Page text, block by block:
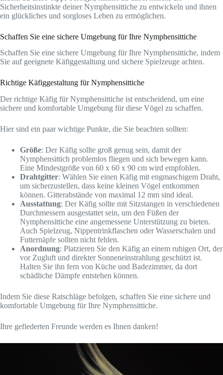
Sicherheitsinstinkte deiner Nymphensittiche zu entwickeln und ihnen
ein glückliches und sorgloses Leben zu ermöglichen.
Schaffen Sie eine sichere Umgebung für Ihre Nymphensittiche
Schaffen Sie eine sichere Umgebung für Ihre Nymphensittiche, indem
Sie auf geeignete Käfiggestaltung und sichere Spielzeuge achten.
Richtige Käfiggestaltung für Nymphensittiche
Der richtige Käfig für Nymphensittiche ist entscheidend, um eine
sichere und komfortable Umgebung für diese Vögel zu schaffen.
Hier sind ein paar wichtige Punkte, die Sie beachten sollten:
Größe: Der Käfig sollte groß genug sein, damit der
Nymphensittich problemlos fliegen und sich bewegen kann.
Eine Mindestgröße von 60 x 60 x 90 cm wird empfohlen.
Drahtgitter: Wählen Sie einen Käfig mit engmaschigem Draht,
um sicherzustellen, dass keine kleinen Vögel entkommen
können. Gitterabstände von maximal 12 mm sind ideal.
Ausstattung: Der Käfig sollte mit Sitzstangen in verschiedenen
Durchmessern ausgestattet sein, um den Füßen der
Nymphensittiche eine angemessene Unterstützung zu bieten.
Auch Spielzeug, Nippentrinkflaschen oder Wasserschalen und
Futternäpfe sollten nicht fehlen.
Anordnung: Platzieren Sie den Käfig an einem ruhigen Ort, der
vor Zugluft und direkter Sonneneinstrahlung geschützt ist.
Halten Sie ihn fern von Küche und Badezimmer, da dort
schädliche Dämpfe entstehen können.
Indem Sie diese Ratschläge befolgen, schaffen Sie eine sichere und
komfortable Umgebung für Ihre Nymphensittiche.
Ihre gefiederten Freunde werden es Ihnen danken!